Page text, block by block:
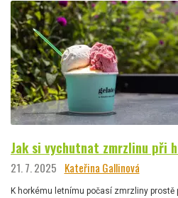
Jak si vychutnat zmrzlinu při
21. 7. 2025 Kateřina Gallinová
K horkému letnímu počasí zmrzliny